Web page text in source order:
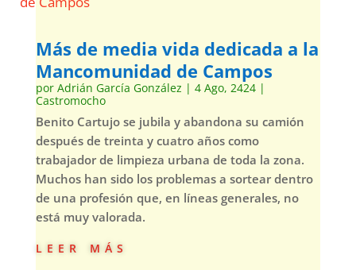
Más de media vida dedicada a la
Mancomunidad de Campos
por Adrián García González | 4 Ago, 2424|
Castromocho
Benito Cartujo se jubila y abandona su camión
después de treinta y cuatro años como
trabajador de limpieza urbana de toda la zona.
Muchos han sido los problemas a sortear dentro
de una profesión que, en líneas generales, no
está muy valorada.
leer más